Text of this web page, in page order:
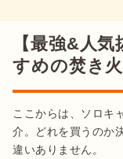
【最強&人
すめの焚き
ここからは、ソロキ
介。どれを買うのか
違いありません。